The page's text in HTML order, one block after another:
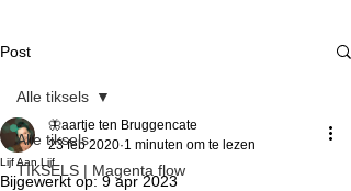
Post
Alle tiksels
TIKSELS | Magenta flow
Alle tiksels
Lijf Aan Lijf
🦋aartje ten Bruggencate
23 feb 2020 1 minuten om te lezen
Bijgewerkt op:9 apr 2023